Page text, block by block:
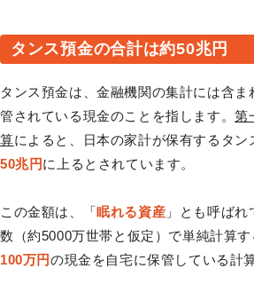
タンス預金の合計は約50兆円
タンス預金は、金融機関の集計には含ま
管されている現金のことを指します。第
算によると、日本の家計が保有するタ
50兆円に上るとされています。
この金額は、「眠れる資産 」とも呼ば
数（約5000万世帯と仮定）で単純計算
100万円の現金を自宅に保管している計